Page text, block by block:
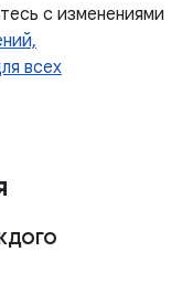
с изменениями
всех